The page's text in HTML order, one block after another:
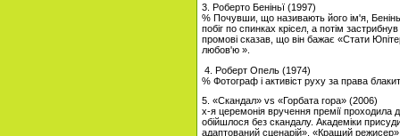
3. Роберто Беніньї (1997)
% Почувши, що називають його ім'я,
побіг по спинках крісел, а потім
промові сказав, що він бажає «Стати
любов'ю ».
4. Роберт Опель (1974)
% Фотограф і активіст руху за права
5. «Скандал» vs «Горбата гора» (2006)
x-я церемонія вручення премії проходила
обійшлося без скандалу. Академіки
адаптований сценарій», «Кращий